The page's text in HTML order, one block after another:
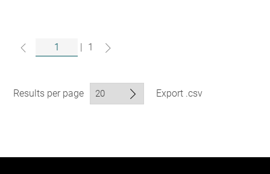
| 1
Results per page Export .csv